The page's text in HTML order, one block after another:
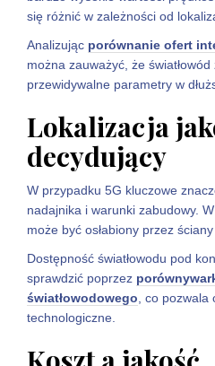
się różnić w zależności od
Analizując porównanie ofert
można zauważyć, że
przewidywalne parametry w
Lokalizacja
decydujący
W przypadku 5G kluczowe
nadajnika i warunki zabudowy.
może być osłabiony przez
Dostępność światłowodu pod
sprawdzić poprzez
światłowodowego , co
technologiczne.